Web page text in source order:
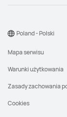
Mapa serwisu
Warunki użytkowania
Zasady zachowania
Cookies
Poland - Polski